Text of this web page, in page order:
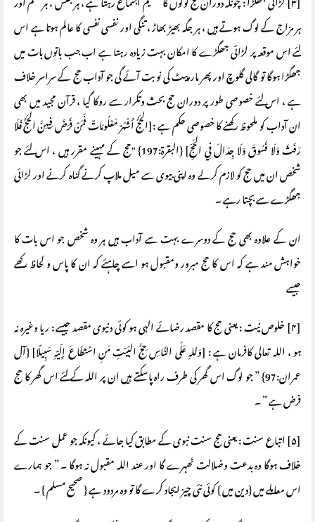
ہر مزاج کے لوگ ہوتے ہیں ، ہر جگہ بھیڑ بھاڑ ، تنگی اور نفسی نفسی کا عالم ہوتا ہے اس
لئے اس موقعہ پر لڑائی جھگڑے کا امکان بہت زیادہ رہتا ہے اب جب باتوں بات میں
جھگڑا ہوگا تو گالی گلوچ اور پھر مارپیٹ کی نوبت آئے گی جو آداب حج کے سراسر خلاف
ہے ، اس لئے خصوصی طور پر دوران حج بحث وتکرار سے روکا گیا ، قرآن مجید میں بھی
ان آداب کو ملحوظ رکھنے کا خصوصی حکم ہے :[الحَجُّ أَشْهُرٌ مَعْلُومَاتٌ فَمَنْ فَرَضَ فِيهِنَّ الحَجَّ فَلَا
رَفَثَ وَلَا فُسُوقَ وَلَا جِدَالَ فِي الحَجِّ] {البقرة:197} "حج کے مہینے مقرر ہیں ، اس لئے جو
شخص ان میں حج کو لازم کرلے وہ اپنی بیوی سے میل ملاپ کرنے گناہ کرنے اور لڑائی
جھگڑے سے بچتا رہے ۔
ان کے علاوہ بھی حج کے دوسرے بہت سے آداب ہیں ہر وہ شخص جو اس بات کا
خواہش مند ہے کہ اس کا حج مبرور ومقبول ہو اسے چاہئے کہ ان کا پاس و لحاظ رکھے
جیسے
[۴] خلوص نیت : یعنی حج کا مقصد رضائے الہی ہو کوئی دنیوی مقصد جیسے : ریا وغیرہ نہ
ہو ، اللہ تعالی کافرمان ہے : [وَللهِ عَلَى النَّاسِ حِجُّ البَيْتِ مَنِ اسْتَطَاعَ إِلَيْهِ سَبِيلًا] {آل
عمران:97} ” جو لوگ اس گھر کی طرف راہ پاسکتے ہیں ان پر اللہ کے لئے اس گھر کا حج
فرض ہے ” ۔
[۵] اتباع سنت : یعنی حج سنت نبوی کے مطابق کیا جائے ، کیونکہ جو عمل سنت کے
خلاف ہوگا وہ بدعت وضلالت ٹھہرے گا اور عند اللہ مقبول نہ ہوگا ۔ ” جو ہمارے
اس معاملے میں {دین میں } کوئی نئی چیز ایجاد کرے گا تو وہ مردود ہے { صحیح مسلم } ۔